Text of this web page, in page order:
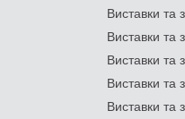
Виставки та
Виставки та
Виставки та
Виставки та
Виставки та